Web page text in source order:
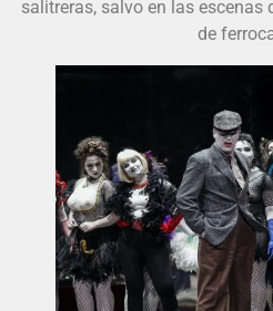
salitreras, salvo en las
de